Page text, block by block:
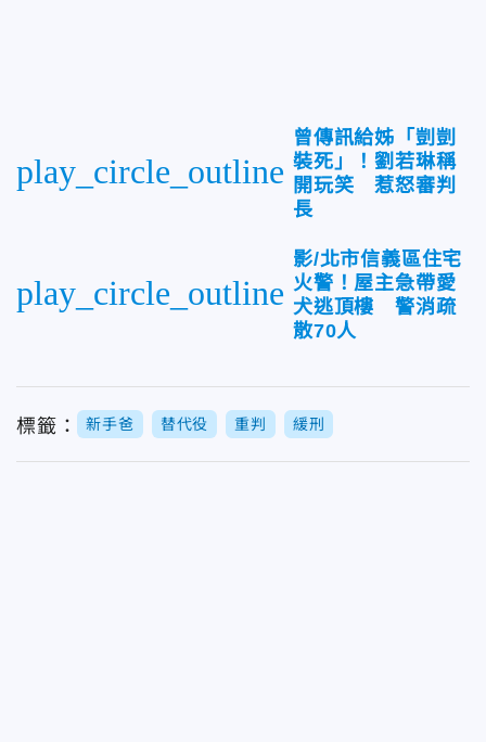
play_circle_outline
曾傳訊給姊「剴剴
裝死」！劉若琳稱
開玩笑 惹怒審判
長
play_circle_outline
影/北市信義區住宅
火警！屋主急帶愛
犬逃頂樓 警消疏
散70人
標籤： 新手爸 替代役 重判 緩刑